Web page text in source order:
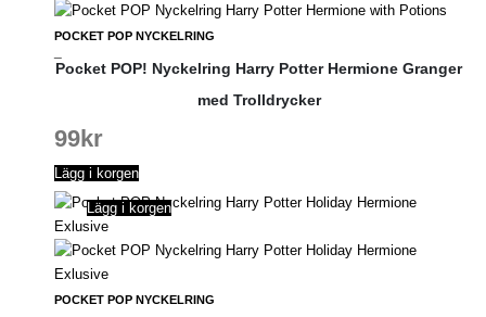
POCKET POP NYCKELRING
Pocket POP! Nyckelring Harry Potter Hermione Granger
med Trolldrycker
99kr
Lägg i korgen
POCKET POP NYCKELRING
Lägg i korgen